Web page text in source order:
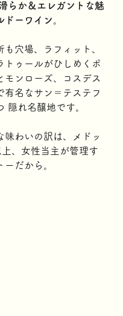
らか＆エレガントな魅
ドーワイン。
も穴場、ラフィット、
トゥールがひしめくポ
モンローズ、コスデス
有名なサン＝テステフ
隠れ名醸地です。
味わいの訳は、メドッ
、女性当主が管理す
ーだから。